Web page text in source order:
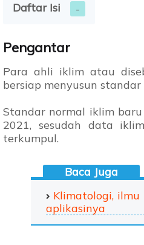
Daftar Isi
Pengantar
Para ahli iklim atau
bersiap menyusun
Standar normal iklim
2021, sesudah data
terkumpul.
Klimatologi,
aplikasinya